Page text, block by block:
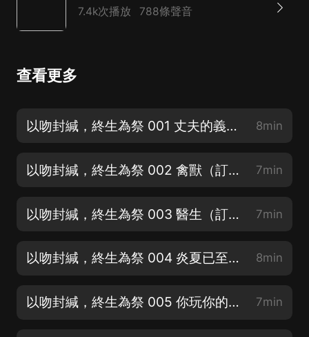
7.4k次播放 788條聲音
查看更多
以吻封緘，終生為祭 001 丈夫的義務（訂閱《闕歌圖》古言權謀熱更中） 8min
以吻封緘，終生為祭 002 禽獸（訂閱《闕歌圖》古言權謀熱更中） 7min
以吻封緘，終生為祭 003 醫生（訂閱《闕歌圖》古言權謀熱更中） 7min
以吻封緘，終生為祭 004 炎夏已至，舊人又歸（訂閱《闕歌圖》古言權謀熱更中） 8min
以吻封緘，終生為祭 005 你玩你的，我過我的（訂閱《闕歌圖》古言權謀熱更中） 7min